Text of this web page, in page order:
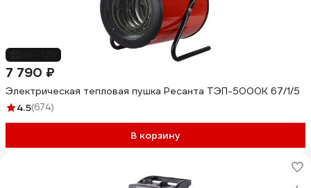
7 790 ₽
Электрическая тепловая пушка Ресанта ТЭП-5000К 67/1/5
4.5(674)
В корзину